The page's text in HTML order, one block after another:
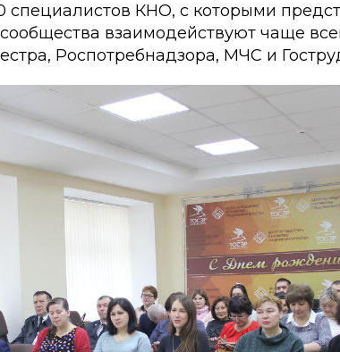
специалистов КНО, с которыми
взаимодействуют чаще
Роспотребнадзора, МЧС и